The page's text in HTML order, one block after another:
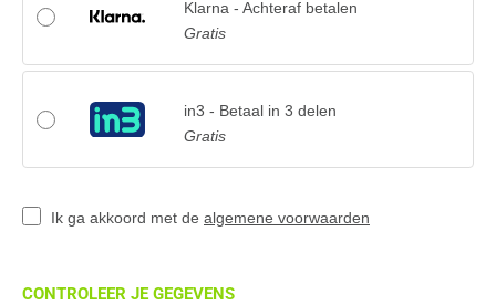
Klarna - Achteraf betalen
Gratis
in3 - Betaal in 3 delen
Gratis
Ik ga akkoord met de algemene voorwaarden
CONTROLEER JE GEGEVENS